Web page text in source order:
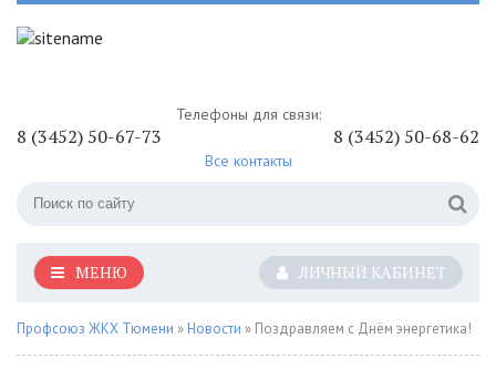
Телефоны для связи:
8 (3452) 50-67-73 8 (3452) 50-68-62
Все контакты
ЛИЧНЫЙ КАБИНЕТ
МЕНЮ
Профсоюз ЖКХ Тюмени » Новости » Поздравляем с Днём энергетика!